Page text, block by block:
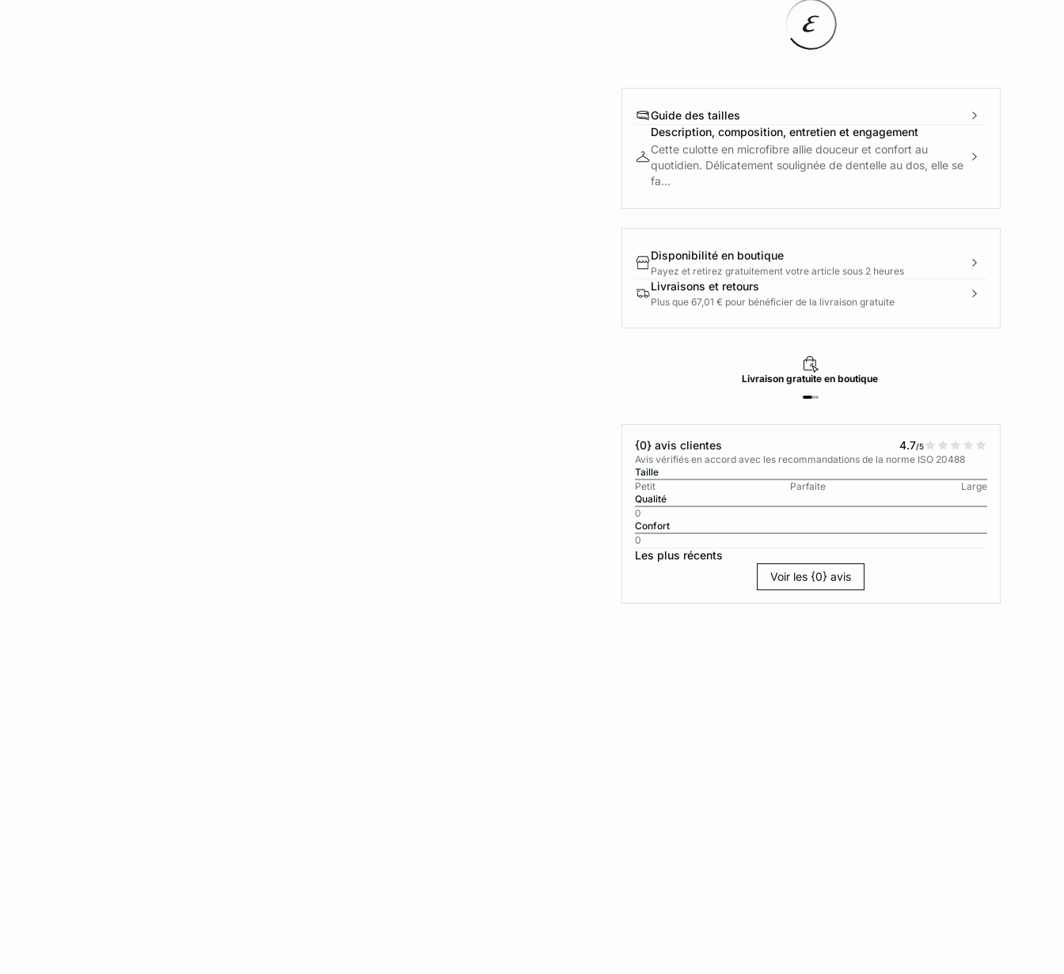
Guide des tailles
Description, composition, entretien et engagement
Cette culotte en microfibre allie douceur et confort au
quotidien. Délicatement soulignée de dentelle au dos, elle se
fa...
Disponibilité en boutique
Payez et retirez gratuitement votre article sous 2 heures
Livraisons et retours
Plus que 67,01 € pour bénéficier de la livraison gratuite
Livraison gratuite en boutique
{0} avis clientes 4.7/5
Avis vérifiés en accord avec les recommandations de la norme ISO 20488
Taille
Petit
Parfaite
Large
Qualité
0
Confort
0
Les plus récents
Voir les {0} avis